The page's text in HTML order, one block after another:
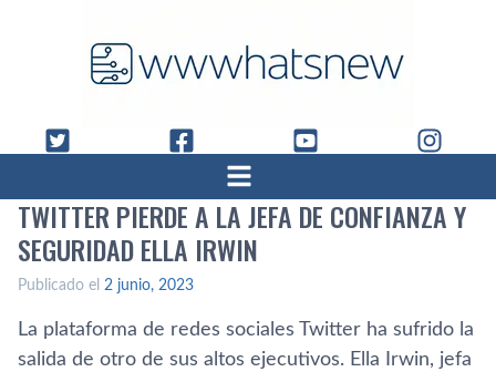
TWITTER PIERDE A LA JEFA DE CONFIANZA Y
SEGURIDAD ELLA IRWIN
Publicado el 2 junio, 2023
La plataforma de redes sociales Twitter ha sufrido la
salida de otro de sus altos ejecutivos. Ella Irwin, jefa